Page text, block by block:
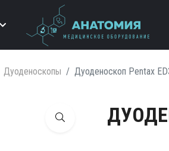
Дуоденоскопы Дуоденоскоп Pentax